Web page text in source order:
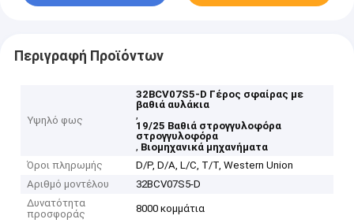
Περιγραφή Προϊόντων
Υψηλό φως
32BCV07S5-D Γέρος σφαίρας με
βαθιά αυλάκια
,
19/25 Βαθιά στρογγυλοφόρα
στρογγυλοφόρα
, Βιομηχανικά μηχανήματα
Όροι πληρωμής
D/P, D/A, L/C, T/T, Western Union
Αριθμό μοντέλου
32BCV07S5-D
Δυνατότητα
προσφοράς
8000 κομμάτια